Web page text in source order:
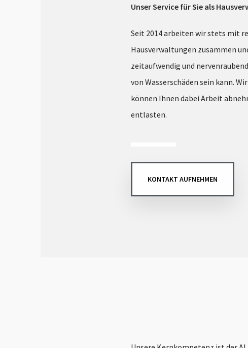
Unser Service für Sie als
Seit 2014 arbeiten wir stets mit
Hausverwaltungen zusammen
zeitaufwendig und
von Wasserschäden sein kann.
können Ihnen dabei Arbeit
entlasten.
KONTAKT AUFNEHMEN